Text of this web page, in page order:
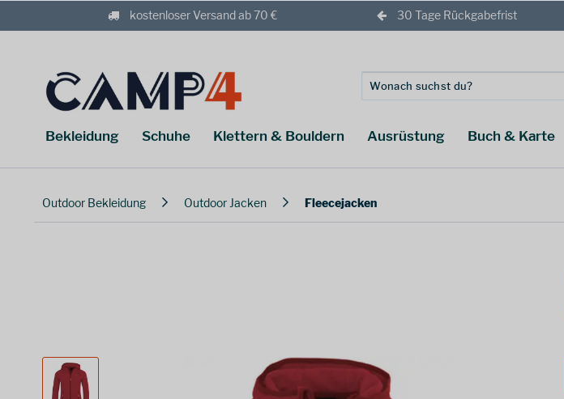
kostenloser Versand ab 70 € 30 Tage Rückgabefrist
Bekleidung Schuhe Klettern & Bouldern Ausrüstung Buch & Karte
Outdoor Bekleidung Outdoor Jacken Fleecejacken